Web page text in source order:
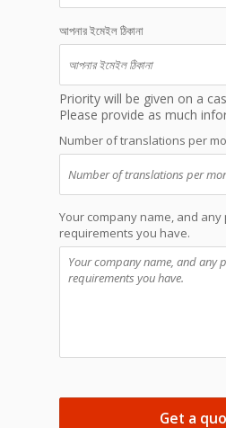
আপনার ইমেইল ঠিকানা
Priority will be given on a
Please provide as much
Number of translations per
Your company name, and any
requirements you have.